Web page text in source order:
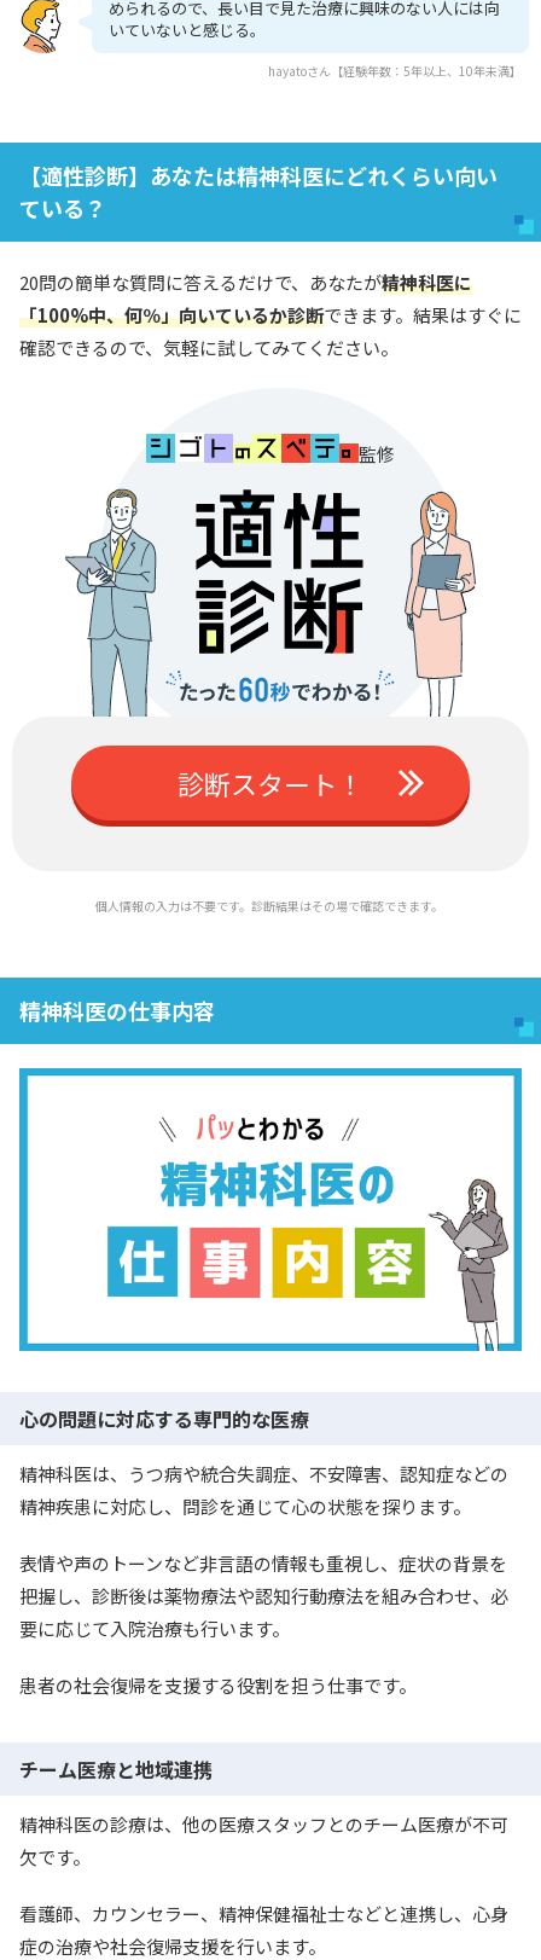
められるので、長い目で見た治療に興味のない人には向
いていないと感じる。
hayatoさん【経験年数：5年以上、10年未満】
【適性診断】あなたは精神科医にどれくらい向い
ている？
20問の簡単な質問に答えるだけで、あなたが精神科医に
「100%中、何％」向いているか診断できます。結果はすぐに
確認できるので、気軽に試してみてください。
監修
診断スタート！
個人情報の入力は不要です。診断結果はその場で確認できます。
精神科医の仕事内容
心の問題に対応する専門的な医療
精神科医は、うつ病や統合失調症、不安障害、認知症などの
精神疾患に対応し、問診を通じて心の状態を探ります。
表情や声のトーンなど非言語の情報も重視し、症状の背景を
把握し、診断後は薬物療法や認知行動療法を組み合わせ、必
要に応じて入院治療も行います。
患者の社会復帰を支援する役割を担う仕事です。
チーム医療と地域連携
精神科医の診療は、他の医療スタッフとのチーム医療が不可
欠です。
看護師、カウンセラー、精神保健福祉士などと連携し、心身
症の治療や社会復帰支援を行います。